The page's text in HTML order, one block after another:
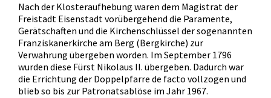
Nach der Klosteraufhebung waren dem Magistrat der
Freistadt Eisenstadt vorübergehend die Paramente,
Gerätschaften und die Kirchenschlüssel der sogenannten
Franziskanerkirche am Berg (Bergkirche) zur
Verwahrung übergeben worden. Im September 1796
wurden diese Fürst Nikolaus II. übergeben. Dadurch war
die Errichtung der Doppelpfarre de facto vollzogen und
blieb so bis zur Patronatsablöse im Jahr 1967.